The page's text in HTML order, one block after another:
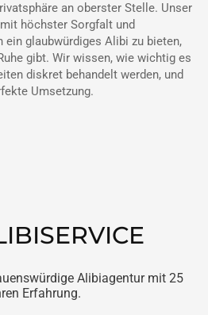
an oberster Stelle. Unser
höchster Sorgfalt und
ein glaubwürdiges Alibi zu bieten,
gibt. Wir wissen, wie wichtig es
diskret behandelt werden, und
Umsetzung.
Alibiagentur mit 25
Erfahrung.